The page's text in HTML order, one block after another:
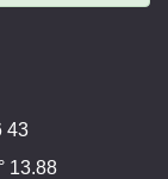
43
13.88